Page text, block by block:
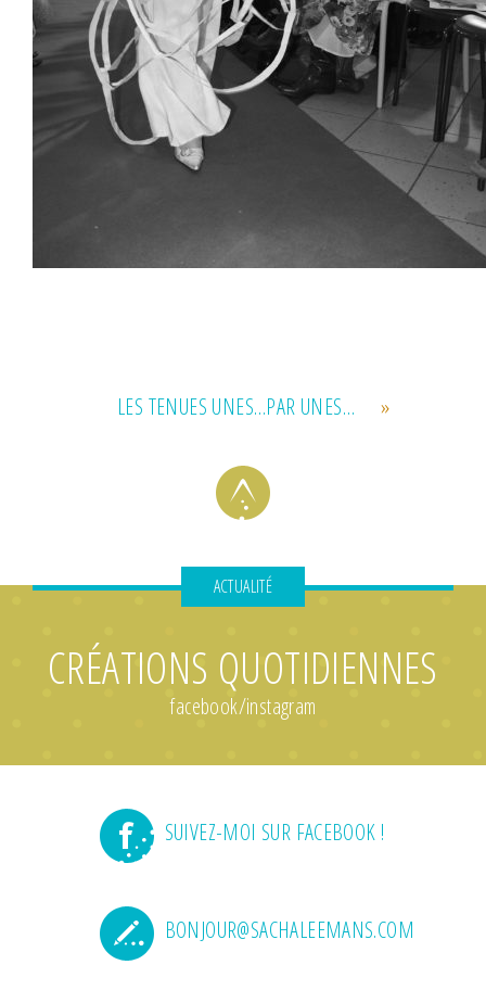
LES TENUES UNES…PAR UNES… »
ACTUALITÉ
CRÉATIONS QUOTIDIENNES
facebook/instagram
SUIVEZ-MOI SUR FACEBOOK !
BONJOUR@SACHALEEMANS.COM